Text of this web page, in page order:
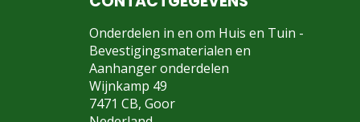
Onderdelen in en om Huis en Tuin -
Bevestigingsmaterialen en
Aanhanger onderdelen
Wijnkamp 49
7471 CB, Goor